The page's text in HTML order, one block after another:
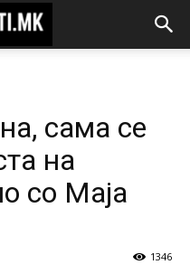
сама се
на
со Маја
1346